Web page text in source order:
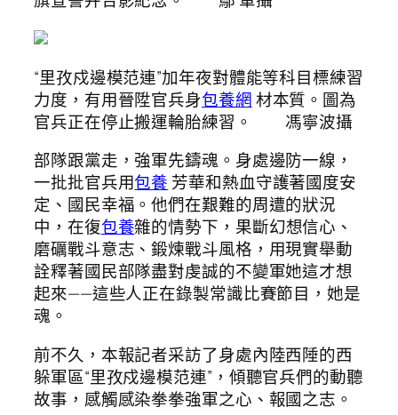
“里孜戍邊模范連”加年夜對體能等科目標練習
力度，有用晉陞官兵身包養網材本質。圖為
官兵正在停止搬運輪胎練習。 馮寧波攝
部隊跟黨走，強軍先鑄魂。身處邊防一線，
一批批官兵用包養 芳華和熱血守護著國度安
定、國民幸福。他們在艱難的周遭的狀況
中，在復包養雜的情勢下，果斷幻想信心、
磨礪戰斗意志、鍛煉戰斗風格，用現實舉動
詮釋著國民部隊盡對虔誠的不變軍她這才想
起來——這些人正在錄製常識比賽節目，她是
魂。
前不久，本報記者采訪了身處內陸西陲的西
躲軍區“里孜戍邊模范連”，傾聽官兵們的動聽
故事，感觸感染拳拳強軍之心、報國之志。